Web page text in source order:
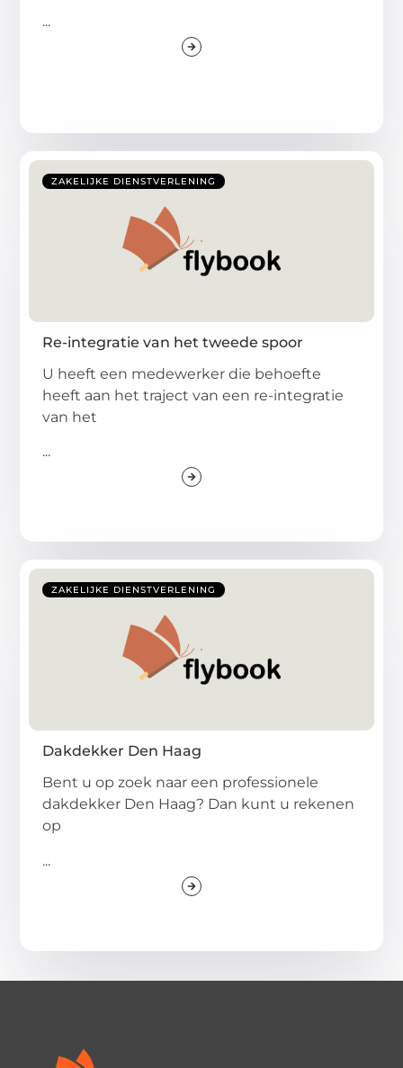
...
ZAKELIJKE DIENSTVERLENING
Re-integratie van het tweede spoor
U heeft een medewerker die behoefte
heeft aan het traject van een re-integratie
van het
...
ZAKELIJKE DIENSTVERLENING
Dakdekker Den Haag
Bent u op zoek naar een professionele
dakdekker Den Haag? Dan kunt u rekenen
op
...